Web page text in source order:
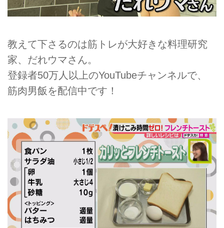
教えて下さるのは筋トレが大好きな料理研究
家、だれウマさん。
登録者50万人以上のYouTubeチャンネルで、
筋肉男飯を配信中です！